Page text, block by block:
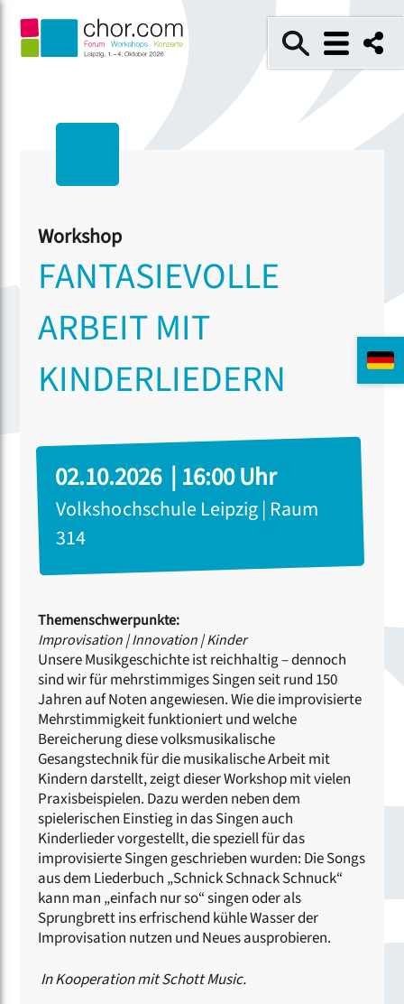
Workshop
FANTASIEVOLLE
ARBEIT MIT
KINDERLIEDERN
02.10.2026 | 16:00 Uhr
Volkshochschule Leipzig | Raum
314
Themenschwerpunkte:
Improvisation|Innovation|Kinder
Unsere Musikgeschichte ist reichhaltig – dennoch
sind wir für mehrstimmiges Singen seit rund 150
Jahren auf Noten angewiesen. Wie die improvisierte
Mehrstimmigkeit funktioniert und welche
Bereicherung diese volksmusikalische
Gesangstechnik für die musikalische Arbeit mit
Kindern darstellt, zeigt dieser Workshop mit vielen
Praxisbeispielen. Dazu werden neben dem
spielerischen Einstieg in das Singen auch
Kinderlieder vorgestellt, die speziell für das
improvisierte Singen geschrieben wurden: Die Songs
aus dem Liederbuch „Schnick Schnack Schnuck“
kann man „einfach nur so“ singen oder als
Sprungbrett ins erfrischend kühle Wasser der
Improvisation nutzen und Neues ausprobieren.
In Kooperation mit Schott Music.